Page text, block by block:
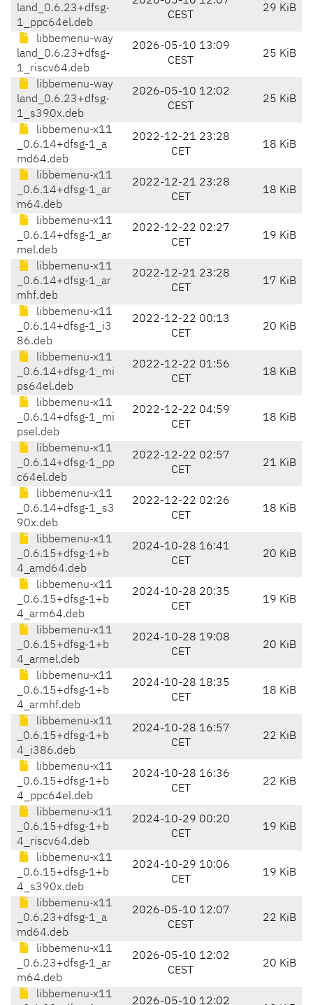
land_0.6.23+dfsg-
1_ppc64el.deb
CEST
29 KiB
libbemenu-way
land_0.6.23+dfsg-
1_riscv64.deb
2026-05-10 13:09
CEST
25 KiB
libbemenu-way
land_0.6.23+dfsg-
1_s390x.deb
2026-05-10 12:02
CEST
25 KiB
libbemenu-x11
_0.6.14+dfsg-1_a
md64.deb
2022-12-21 23:28
CET
18 KiB
libbemenu-x11
_0.6.14+dfsg-1_ar
m64.deb
2022-12-21 23:28
CET
18 KiB
libbemenu-x11
_0.6.14+dfsg-1_ar
mel.deb
2022-12-22 02:27
CET
19 KiB
libbemenu-x11
_0.6.14+dfsg-1_ar
mhf.deb
2022-12-21 23:28
CET
17 KiB
libbemenu-x11
_0.6.14+dfsg-1_i3
86.deb
2022-12-22 00:13
CET
20 KiB
libbemenu-x11
_0.6.14+dfsg-1_mi
ps64el.deb
2022-12-22 01:56
CET
18 KiB
libbemenu-x11
_0.6.14+dfsg-1_mi
psel.deb
2022-12-22 04:59
CET
18 KiB
libbemenu-x11
_0.6.14+dfsg-1_pp
c64el.deb
2022-12-22 02:57
CET
21 KiB
libbemenu-x11
_0.6.14+dfsg-1_s3
90x.deb
2022-12-22 02:26
CET
18 KiB
libbemenu-x11
_0.6.15+dfsg-1+b
4_amd64.deb
2024-10-28 16:41
CET
20 KiB
libbemenu-x11
_0.6.15+dfsg-1+b
4_arm64.deb
2024-10-28 20:35
CET
19 KiB
libbemenu-x11
_0.6.15+dfsg-1+b
4_armel.deb
2024-10-28 19:08
CET
20 KiB
libbemenu-x11
_0.6.15+dfsg-1+b
4_armhf.deb
2024-10-28 18:35
CET
18 KiB
libbemenu-x11
_0.6.15+dfsg-1+b
4_i386.deb
2024-10-28 16:57
CET
22 KiB
libbemenu-x11
_0.6.15+dfsg-1+b
4_ppc64el.deb
2024-10-28 16:36
CET
22 KiB
libbemenu-x11
_0.6.15+dfsg-1+b
4_riscv64.deb
2024-10-29 00:20
CET
19 KiB
libbemenu-x11
_0.6.15+dfsg-1+b
4_s390x.deb
2024-10-29 10:06
CET
19 KiB
libbemenu-x11
_0.6.23+dfsg-1_a
md64.deb
2026-05-10 12:07
CEST
22 KiB
libbemenu-x11
_0.6.23+dfsg-1_ar
m64.deb
2026-05-10 12:02
CEST
20 KiB
libbemenu-x11
2026-05-10 12:02